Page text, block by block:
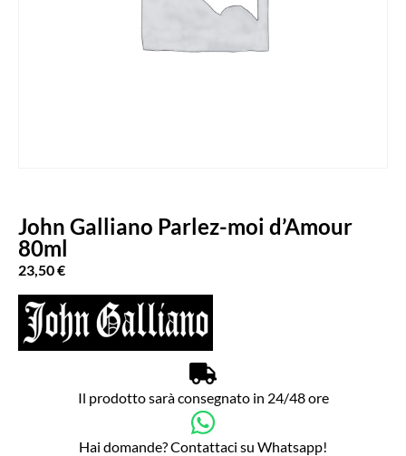
John Galliano Parlez-moi d’Amour
80ml
23,50€
Il prodotto sarà consegnato in 24/48 ore
Hai domande? Contattaci su Whatsapp!